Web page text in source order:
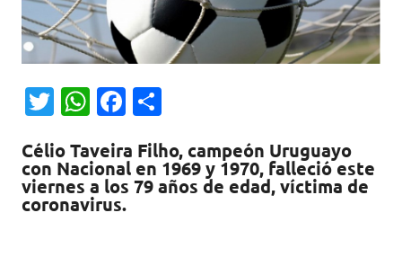
T
it
te
r
W
at
s
A
Fa
e
b
o
m
p
Célio Taveira Filho, campeón Uruguayo
con Nacional en 1969 y 1970, falleció este
viernes a los 79 años de edad, víctima de
coronavirus.